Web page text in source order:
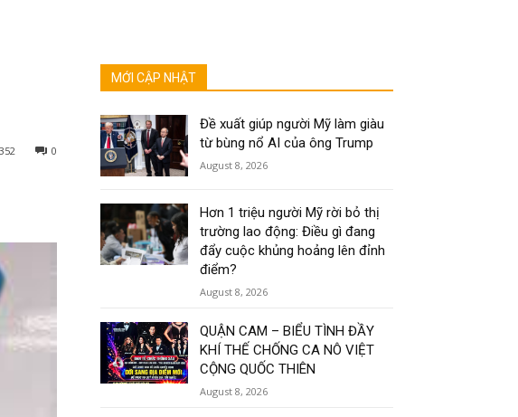
0
MỚI CẬP NHẬT
Đề xuất giúp người Mỹ làm giàu
từ bùng nổ AI của ông Trump
August 8, 2026
Hơn 1 triệu người Mỹ rời bỏ thị
trường lao động: Điều gì đang
đẩy cuộc khủng hoảng lên đỉnh
điểm?
August 8, 2026
QUẬN CAM – BIỂU TÌNH ĐẦY
KHÍ THẾ CHỐNG CA NÔ VIỆT
CỘNG QUỐC THIÊN
August 8, 2026